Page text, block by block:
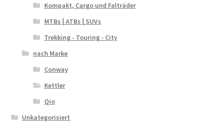
Kompakt, Cargo und Falträder
MTBs | ATBs | SUVs
Trekking - Touring - City
nach Marke
Conway
Kettler
Qio
Unkategorisiert